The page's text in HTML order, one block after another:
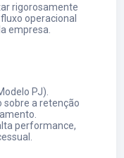
rigorosamente
operacional
empresa.
PJ).
sobre a retenção
performance,